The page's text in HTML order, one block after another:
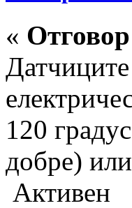
«
120
добре)
Активен